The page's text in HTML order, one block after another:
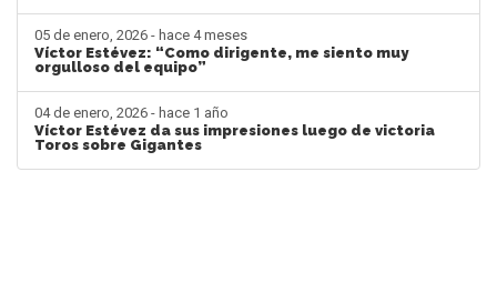
05 de enero, 2026 - hace 4 meses
Víctor Estévez: “Como dirigente, me siento muy
orgulloso del equipo”
04 de enero, 2026 - hace 1 año
Víctor Estévez da sus impresiones luego de victoria
Toros sobre Gigantes